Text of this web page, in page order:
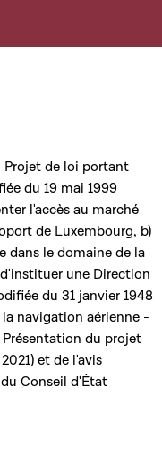
et réunions
Projet de loi portant
du 19 mai 1999
l'accès au marché
de Luxembourg, b)
dans le domaine de la
une Direction
du 31 janvier 1948
navigation aérienne -
du projet
et de l'avis
Conseil d'État